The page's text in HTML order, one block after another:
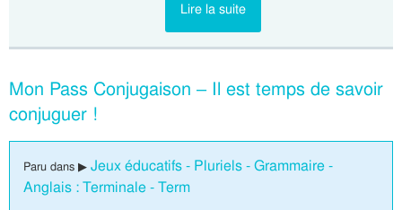
Lire la suite
Mon Pass Conjugaison – Il est temps de savoir
conjuguer !
Paru dans ▶ Jeux éducatifs - Pluriels - Grammaire -
Anglais : Terminale - Term